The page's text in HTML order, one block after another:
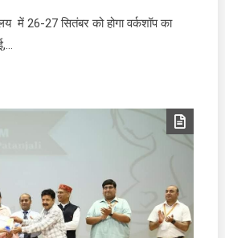
में 26-27 सितंबर को होगा वर्कशॉप का